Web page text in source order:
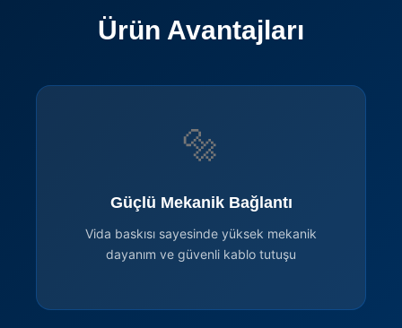
Ürün Avantajları
🔩
Güçlü Mekanik Bağlantı
Vida baskısı sayesinde yüksek mekanik
dayanım ve güvenli kablo tutuşu